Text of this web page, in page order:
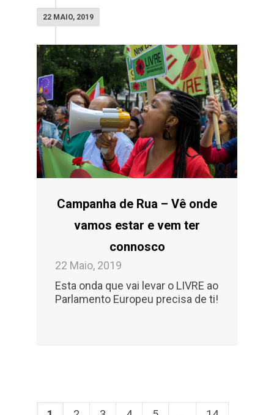
22 MAIO, 2019
Campanha de Rua – Vê onde
vamos estar e vem ter
connosco
22 Maio, 2019
Esta onda que vai levar o LIVRE ao
Parlamento Europeu precisa de ti!